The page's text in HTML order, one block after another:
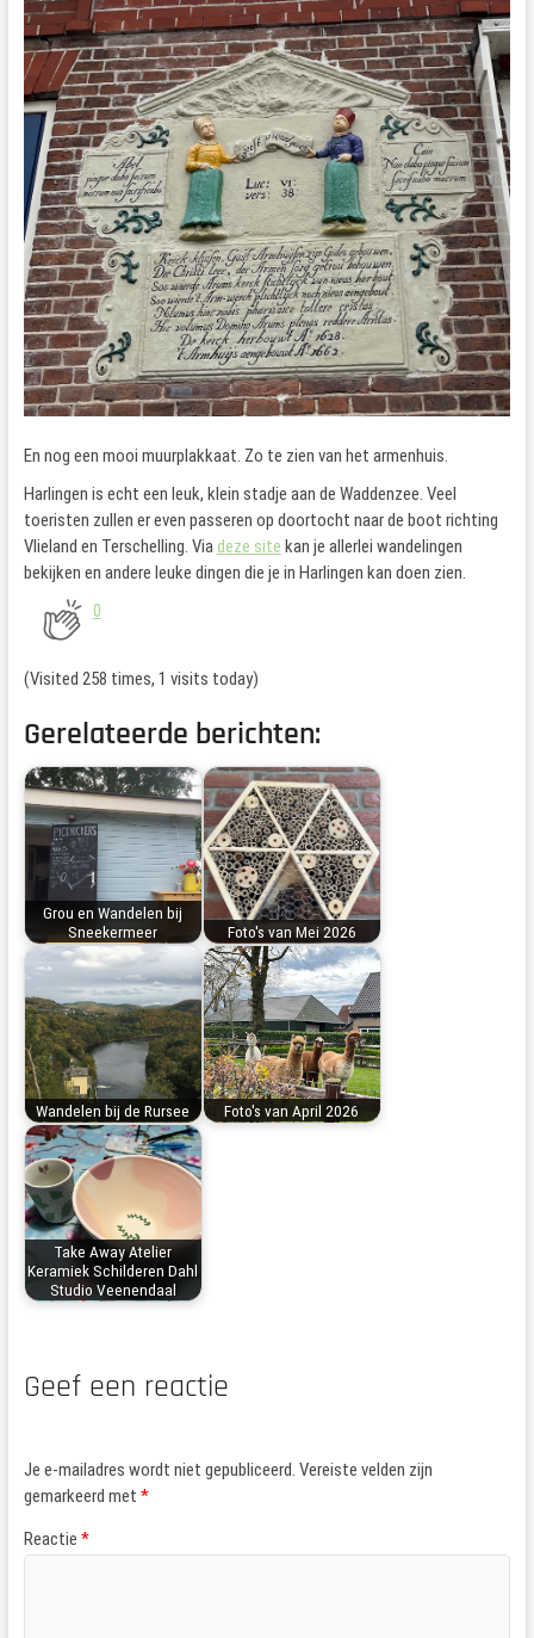
En nog een mooi muurplakkaat. Zo te zien van het armenhuis.
Harlingen is echt een leuk, klein stadje aan de Waddenzee. Veel
toeristen zullen er even passeren op doortocht naar de boot richting
Vlieland en Terschelling. Viadeze site kan je allerlei wandelingen
bekijken en andere leuke dingen die je in Harlingen kan doen zien.
0
(Visited 258 times, 1 visits today)
Gerelateerde berichten:
Grou en Wandelen bij
Sneekermeer
Foto's van Mei 2026
Wandelen bij de Rursee Foto's van April 2026
Take Away Atelier
Keramiek Schilderen Dahl
Studio Veenendaal
Geef een reactie
Je e-mailadres wordt niet gepubliceerd. Vereiste velden zijn
gemarkeerd met *
Reactie *